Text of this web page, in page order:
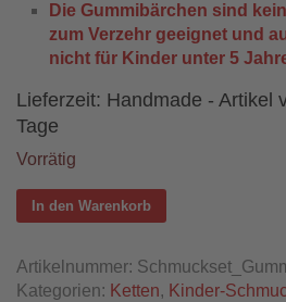
Die Gummibärchen sind
zum Verzehr geeignet und
nicht für Kinder unter 5
Lieferzeit: Handmade - Artikel
Tage
Vorrätig
In den Warenkorb
Artikelnummer:
Kategorien: Ketten, Kinder-